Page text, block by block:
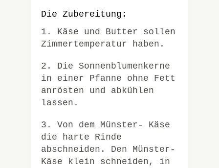
Die Zubereitung:
1. Käse und Butter sollen
Zimmertemperatur haben.
2. Die Sonnenblumenkerne
in einer Pfanne ohne Fett
anrösten und abkühlen
lassen.
3. Von dem Münster- Käse
die harte Rinde
abschneiden. Den Münster-
Käse klein schneiden, in